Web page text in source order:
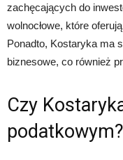
zachęcających do
wolnocłowe, które
Ponadto, Kostaryka ma
biznesowe, co również
Czy
podatkowym?